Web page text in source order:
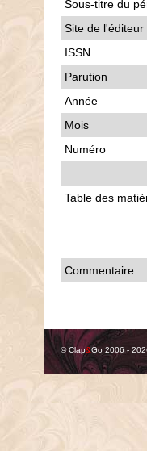
Sous-titre du
Site de l'éditeur
ISSN
Parution
Année
Mois
Numéro
Table des
Commentaire
© Clap&Go 2006 -